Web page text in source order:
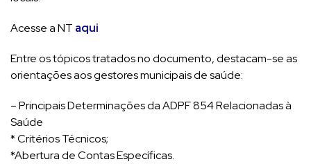
Acesse a NT aqui
Entre os tópicos tratados no documento, destacam-se as
orientações aos gestores municipais de saúde:
– Principais Determinações da ADPF 854 Relacionadas à
Saúde
* Critérios Técnicos;
*Abertura de Contas Específicas.